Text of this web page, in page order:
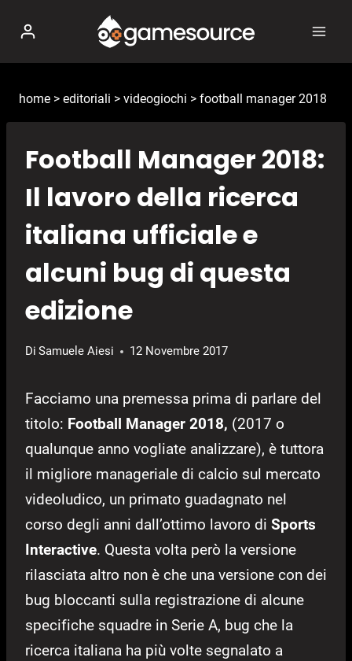
contenuto
home > editoriali > videogiochi > football manager 2018
Football Manager 2018:
Il lavoro della ricerca
italiana ufficiale e
alcuni bug di questa
edizione
Di Samuele Aiesi 12 Novembre 2017
Facciamo una premessa prima di parlare del
titolo: Football Manager 2018, (2017 o
qualunque anno vogliate analizzare), è tuttora
il migliore manageriale di calcio sul mercato
videoludico, un primato guadagnato nel
corso degli anni dall’ottimo lavoro di Sports
Interactive. Questa volta però la versione
rilasciata altro non è che una versione con dei
bug bloccanti sulla registrazione di alcune
specifiche squadre in Serie A, bug che la
ricerca italiana ha più volte segnalato a